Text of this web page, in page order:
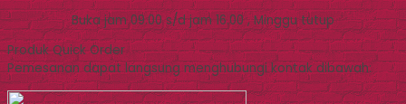
Buka jam 09.00 s/d jam 16.00 , Minggu tutup
Produk Quick Order
Pemesanan dapat langsung menghubungi kontak dibawah: